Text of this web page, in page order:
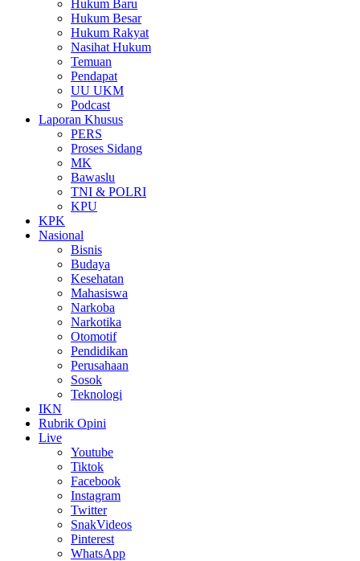
Hukum Baru
Hukum Besar
Hukum Rakyat
Nasihat Hukum
Temuan
Pendapat
UU UKM
Podcast
Laporan Khusus
PERS
Proses Sidang
MK
Bawaslu
TNI & POLRI
KPU
KPK
Nasional
Bisnis
Budaya
Kesehatan
Mahasiswa
Narkoba
Narkotika
Otomotif
Pendidikan
Perusahaan
Sosok
Teknologi
IKN
Rubrik Opini
Live
Youtube
Tiktok
Facebook
Instagram
Twitter
SnakVideos
Pinterest
WhatsApp